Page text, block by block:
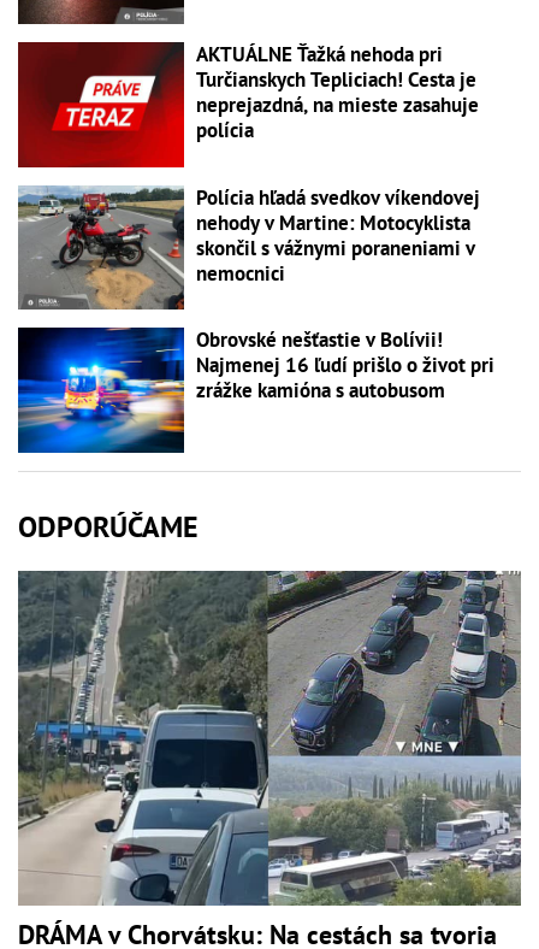
AKTUÁLNE Ťažká nehoda pri
Turčianskych Tepliciach! Cesta je
neprejazdná, na mieste zasahuje
polícia
Polícia hľadá svedkov víkendovej
nehody v Martine: Motocyklista
skončil s vážnymi poraneniami v
nemocnici
Obrovské nešťastie v Bolívii!
Najmenej 16 ľudí prišlo o život pri
zrážke kamióna s autobusom
ODPORÚČAME
DRÁMA v Chorvátsku: Na cestách sa tvoria